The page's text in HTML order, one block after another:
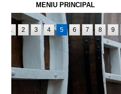
MENIU PRINCIPAL
1 2 3 4 5 6 7 8 9